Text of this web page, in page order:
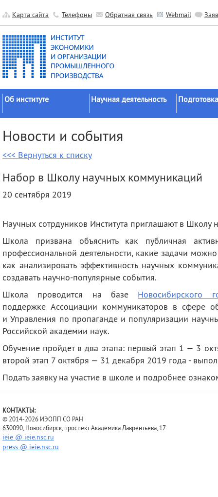
Карта сайта Телефоны Обратная связь Webmail
Об институте
Официальные документы
История
Научные подразделения
Прочие подразделения
деятельность
Контакты
Научная деятельность
исследований
Гранты
Мероприятия
Публикации
советы
Новости и события
<<< Вернуться к списку
Набор в Школу научных коммуникаций
20 сентября 2019
Научных сотрдуников Института приглашают в Школу
Школа призвана объяснить как публичная
профессиональной деятельности, какие задачи
как анализировать эффективность научных
создавать научно-популярные события.
Школа проводится на базе Новосибирского
поддержке Ассоциации коммуникаторов в сфере
и Управления по пропаганде и популяризации
Российской академии наук.
Обучение пройдет в два этапа: первый этап 1 — 3
второй этап 7 октября — 31 декабря 2019 года -
Подать заявку на участие в школе и подробнее
КОНТАКТЫ:
© 2014-2026 ИЭОПП СО РАН
630090, Новосибирск, проспект Академика Лаврентьева, 17
ieie @ ieie.nsc.ru
press @ ieie.nsc.ru